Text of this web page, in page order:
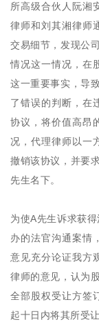
所高级合伙人阮湘
律师和刘其湘律师
交易细节，发现公
情况这一情况，在
这一重要事实，导
了错误的判断，在
协议，将价值高昂
况，代理律师以一
撤销该协议，并要
先生名下。
为使A先生诉求获
办的法官沟通案情
意见充分论证我方
律师的意见，认为
全部股权受让方签
起十日内将其所受